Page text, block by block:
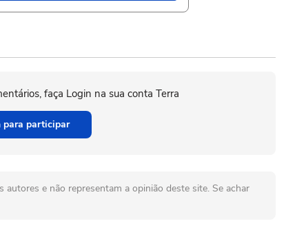
faça Login na sua conta Terra
para participar
e não representam a opinião deste site. Se achar